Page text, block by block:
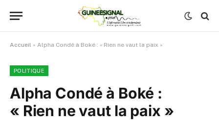
Accueil » Alpha Condé à Boké : « Rien ne vaut la paix »
POLITIQUE
Alpha Condé à Boké :
« Rien ne vaut la paix »